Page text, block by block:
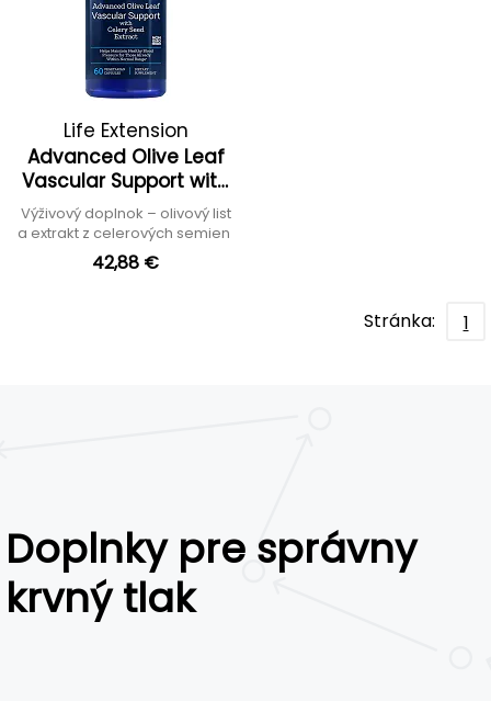
Life Extension
Advanced Olive Leaf
Vascular Support with
Celery Seed Extract
Výživový doplnok – olivový list
a extrakt z celerových semien
42,88 €
Stránka: 1
Doplnky pre správny
krvný tlak